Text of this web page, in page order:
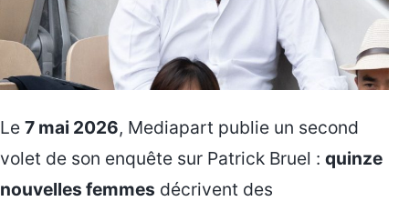
Le 7 mai 2026, Mediapart publie un second
volet de son enquête sur Patrick Bruel : quinze
nouvelles femmes décrivent des